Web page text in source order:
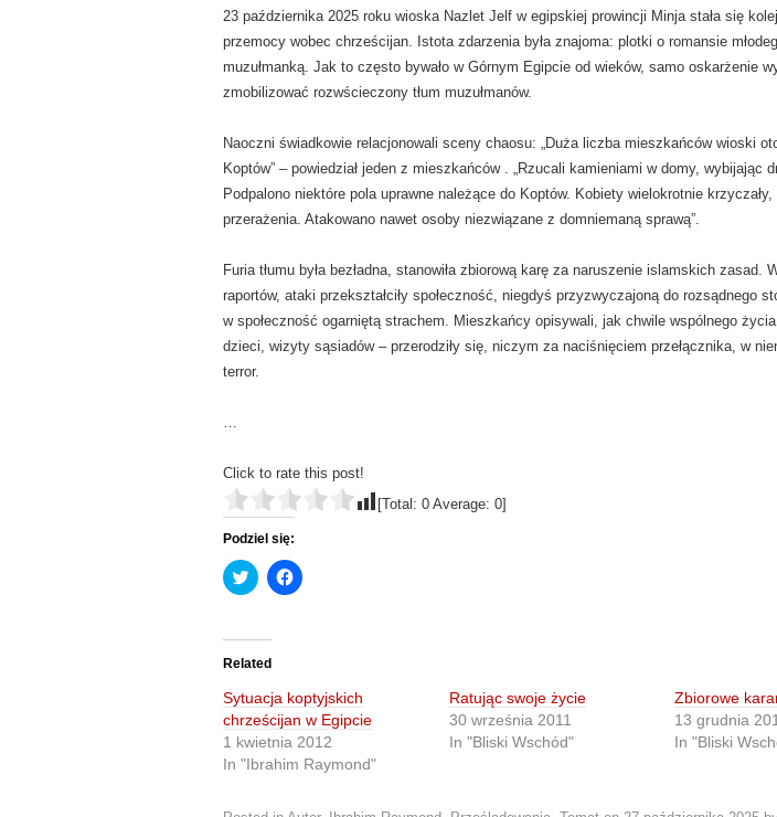
23 października 2025 roku wioska Nazlet Jelf w egipskiej prowincji Minja stała się
przemocy wobec chrześcijan. Istota zdarzenia była znajoma: plotki o romansie
muzułmanką. Jak to często bywało w Górnym Egipcie od wieków, samo oskarżenie
zmobilizować rozwścieczony tłum muzułmanów.
Naoczni świadkowie relacjonowali sceny chaosu: „Duża liczba mieszkańców wioski
Koptów” – powiedział jeden z mieszkańców . „Rzucali kamieniami w domy, wybijając
Podpalono niektóre pola uprawne należące do Koptów. Kobiety wielokrotnie krzyczały,
przerażenia. Atakowano nawet osoby niezwiązane z domniemaną sprawą”.
Furia tłumu była bezładna, stanowiła zbiorową karę za naruszenie islamskich zasad.
raportów, ataki przekształciły społeczność, niegdyś przyzwyczajoną do rozsądnego
w społeczność ogarniętą strachem. Mieszkańcy opisywali, jak chwile wspólnego
dzieci, wizyty sąsiadów – przerodziły się, niczym za naciśnięciem przełącznika, w
terror.
…
Click to rate this post!
[Total: 0 Average: 0]
Podziel się:
C
l
t
o
s
a
r
e
o
n
T
C
l
a
r
e
o
n
F
Related
Sytuacja koptyjskich
chrześcijan w Egipcie
1 kwietnia 2012
In "Ibrahim Raymond"
Ratując swoje życie
30 września 2011
In "Bliski Wschód"
Zbiorowe
13 grudnia
In "Bliski